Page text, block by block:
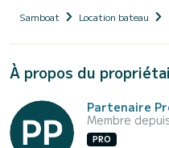
Samboat Location bateau
À propos du
Partenaire
Membre
PRO